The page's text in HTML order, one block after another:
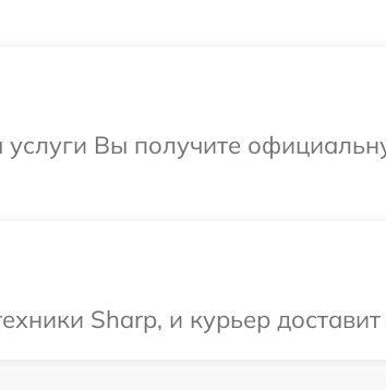
услуги Вы получите
Sharp, и курьер